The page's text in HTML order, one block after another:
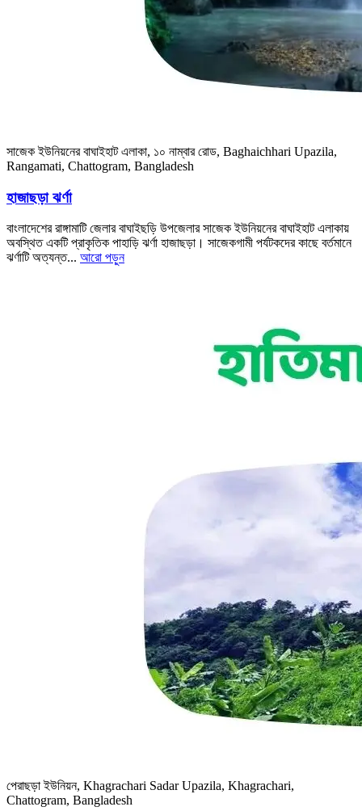
সাজেক ইউনিয়নের বাঘাইহাট এলাকা, ১০ নাম্বার রোড, Baghaichhari Upazila,
Rangamati, Chattogram, Bangladesh
হাজাছড়া ঝর্ণা
বাংলাদেশের রাঙ্গামাটি জেলার বাঘাইছড়ি উপজেলার সাজেক ইউনিয়নের বাঘাইহাট এলাকায়
অবস্থিত একটি প্রাকৃতিক পাহাড়ি ঝর্ণা হাজাছড়া। সাজেকগামী পর্যটকদের কাছে বর্তমানে
ঝর্ণাটি অত্যন্ত... আরো পড়ুন
পেরাছড়া ইউনিয়ন, Khagrachari Sadar Upazila, Khagrachari,
Chattogram, Bangladesh